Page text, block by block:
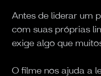
Antes de liderar um
com suas próprias
exige algo que
O filme nos ajuda a